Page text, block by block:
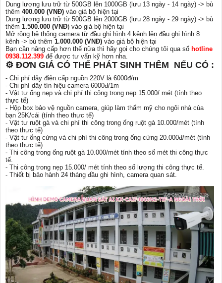
Dung lượng lưu trữ từ 500GB lên 1000GB (lưu 13 ngày - 14 ngày) -> bù
thêm 400.000 (VNĐ) vào giá bộ hiện tại
Dung lượng lưu trữ từ 500GB lên 2000GB (lưu 28 ngày - 29 ngày) -> bù
thêm 1.500.000 (VNĐ) vào giá bộ hiện tại
Mở rộng hệ thống camera từ đầu ghi hình 4 kênh lên đầu ghi hình 8
kênh -> bù thêm 1.000.000 (VNĐ) vào giá bộ hiện tại
Bạn cần nâng cấp hơn thế nữa thì hãy gọi cho chúng tôi qua số hotline
0938.112.399 để được tư vấn kỹ hơn nha.
⚙ ĐƠN GIÁ CÓ THỂ PHÁT SINH THÊM NẾU CÓ :
- Chi phí dây điện cấp nguồn 220V là 6000đ/m
- Chi phí dây tín hiệu camera 6000đ/1m
- Vật tư ống nẹp và chi phí thi công trong nẹp 15.000/ mét (tính theo
thực tế)
- Hộp box bảo vệ nguồn camera, giúp làm thẩm mỹ cho ngôi nhà của
bạn 25K/cái (tính theo thực tế)
- Vật tư ruột gà và chi phí thi công trong ống ruột gà 10.000/mét (tính
theo thực tế)
- Vật tư ống cứng và chi phí thi công trong ống cứng 20.000đ/mét (tính
theo thực tế)
- Thi công trong ống ruột gà 10.000/mét tính theo số mét thi công thực
tế.
- Thi công trong nẹp 15.000/ mét tính theo số lượng thi công thực tế.
- Thiết bị bảo hành 24 tháng đầu ghi hình, camera quan sát.